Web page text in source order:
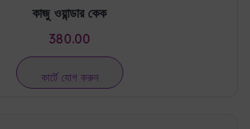
কাজু ওয়ান্ডার কেক
380.00
কার্টে যোগ করুন